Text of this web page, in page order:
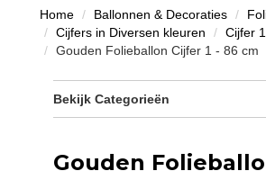
Home Ballonnen & Decoraties
Cijfers in Diversen kleuren
Cijfer 1
Gouden Folieballon Cijfer 1 - 86 cm
Bekijk Categorieën
Gouden